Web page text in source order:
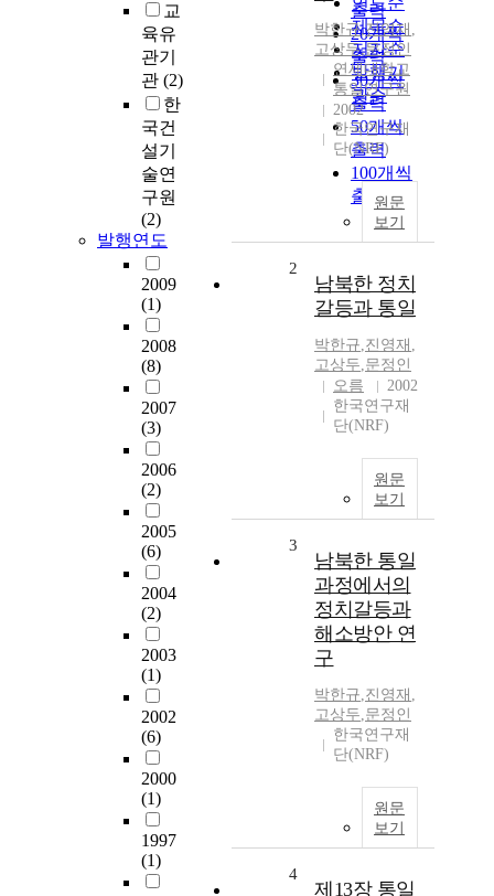
교
육유
관기
관 (2)
한
국건
설기
술연
구원
(2)
발행연도
2009
(1)
2008
(8)
2007
(3)
2006
(2)
2005
(6)
2004
(2)
2003
(1)
2002
(6)
2000
(1)
1997
(1)
제목순
저자순
발행기
관순
출력
20개씩
출력
30개씩
출력
50개씩
출력
100개씩
출력
박한규,진영재 ,
고상두,문정인
연세대학교
통일연구원
2002
한국연구재
단(NRF)
원문
보기
2
남북한 정치
갈등과 통일
박한규,진영재 ,
고상두,문정인
오름
2002
한국연구재
단(NRF)
원문
보기
3
남북한 통일
과정에서의
정치갈등과
해소방안 연
구
박한규,진영재 ,
고상두,문정인
한국연구재
단(NRF)
원문
보기
4
제13장 통일